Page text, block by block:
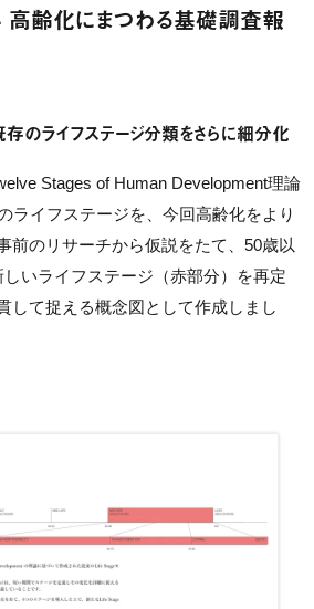
齢化にまつわる基礎調査報
のライフステージ分類をさらに細分化
Stages of Human Development理論
ライフステージを、今回高齢化をより
前のリサーチから仮説をたて、50歳以
しいライフステージ（赤部分）を再定
して捉える概念図として作成しまし